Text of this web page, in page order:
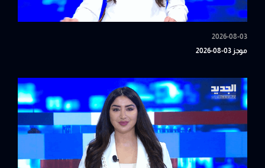
2026-08-03
موجز 03-08-2026